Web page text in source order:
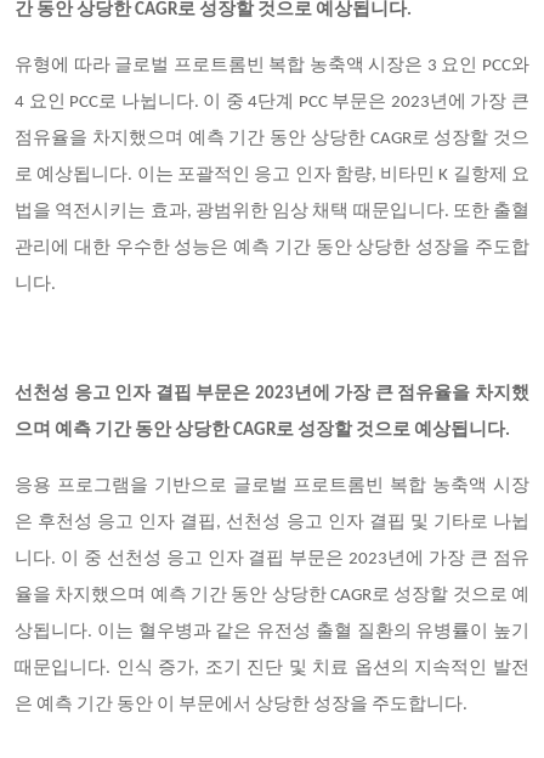
간 동안 상당한 CAGR로 성장할 것으로 예상됩니다.
유형에 따라 글로벌 프로트롬빈 복합 농축액 시장은 3 요인 PCC와
4 요인 PCC로 나뉩니다. 이 중 4단계 PCC 부문은 2023년에 가장 큰
점유율을 차지했으며 예측 기간 동안 상당한 CAGR로 성장할 것으
로 예상됩니다. 이는 포괄적인 응고 인자 함량, 비타민 K 길항제 요
법을 역전시키는 효과, 광범위한 임상 채택 때문입니다. 또한 출혈
관리에 대한 우수한 성능은 예측 기간 동안 상당한 성장을 주도합
니다.
선천성 응고 인자 결핍 부문은 2023년에 가장 큰 점유율을 차지했
으며 예측 기간 동안 상당한 CAGR로 성장할 것으로 예상됩니다.
응용 프로그램을 기반으로 글로벌 프로트롬빈 복합 농축액 시장
은 후천성 응고 인자 결핍, 선천성 응고 인자 결핍 및 기타로 나뉩
니다. 이 중 선천성 응고 인자 결핍 부문은 2023년에 가장 큰 점유
율을 차지했으며 예측 기간 동안 상당한 CAGR로 성장할 것으로 예
상됩니다. 이는 혈우병과 같은 유전성 출혈 질환의 유병률이 높기
때문입니다. 인식 증가, 조기 진단 및 치료 옵션의 지속적인 발전
은 예측 기간 동안 이 부문에서 상당한 성장을 주도합니다.